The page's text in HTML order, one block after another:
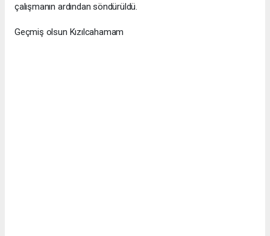
çalışmanın ardından söndürüldü.
Geçmiş olsun Kızılcahamam